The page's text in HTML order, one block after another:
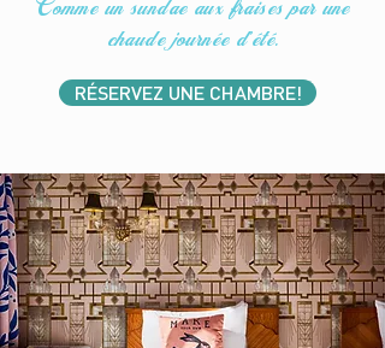
Comme un sundae aux fraises par une
chaude journée d'été.
RÉSERVEZ UNE CHAMBRE!